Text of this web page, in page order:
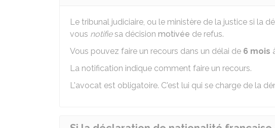
Le tribunal judiciaire, ou le ministère de la justice si la
vous notifiesa décision motivée de refus.
Vous pouvez faire un recours dans un délai de 6 mois
La notification indique comment faire un recours.
L'avocat est obligatoire. C'est lui qui se charge de la